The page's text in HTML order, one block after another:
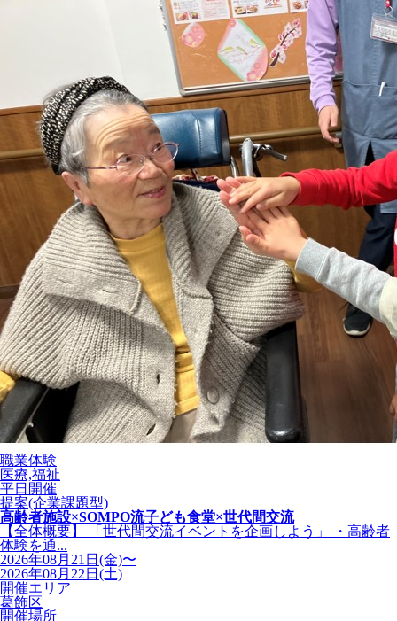
職業体験
医療,福祉
平日開催
提案(企業課題型)
高齢者施設×SOMPO流子ども食堂×世代間交流
【全体概要】 「世代間交流イベントを企画しよう」 ・高齢者
体験を通...
2026年08月21日(金)〜
2026年08月22日(土)
開催エリア
葛飾区
開催場所